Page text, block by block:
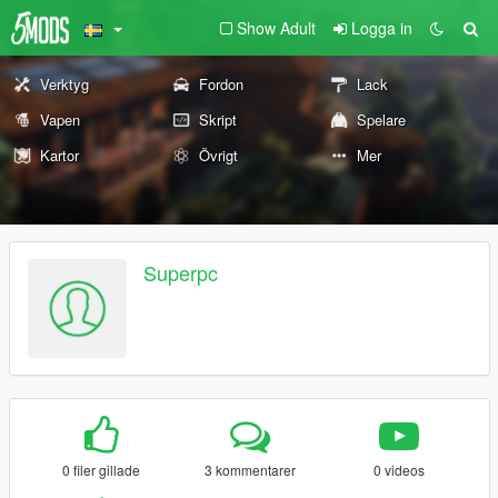
Show Adult Logga in
Verktyg Fordon
Lack
Vapen
Skript
Spelare
Kartor
Övrigt Mer
Superpc
0 filer gillade 3 kommentarer 0 videos